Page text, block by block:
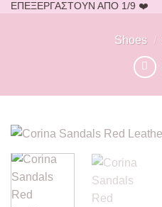
ΕΠΕΞΕΡΓΑΣΤΟΥΝ ΑΠΟ 1/9 ❤️
Shoes /